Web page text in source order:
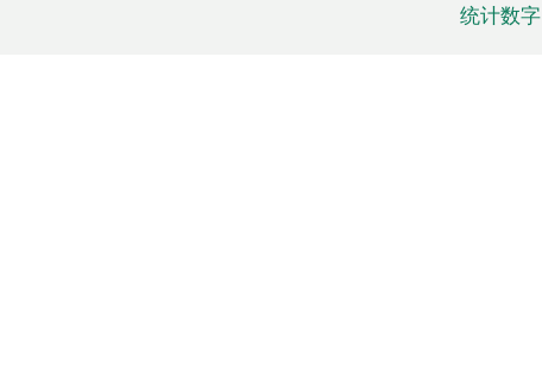
统计数字